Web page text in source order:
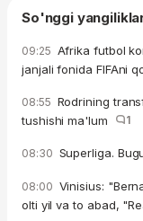
So'nggi
09:25 Afrika futbol
janjali fonida FIFAni
08:55 Rodrining
tushishi ma'lum
1
08:30 Superliga.
08:00 Vinisius:
olti yil va to abad,